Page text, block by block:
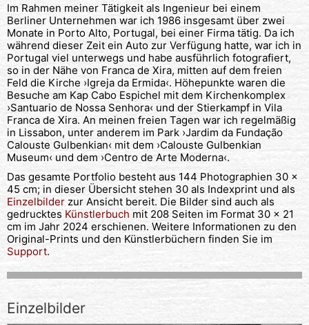
Im Rahmen meiner Tätigkeit als Ingenieur bei einem
Berliner Unternehmen war ich 1986 insgesamt über zwei
Monate in Porto Alto, Portugal, bei einer Firma tätig. Da ich
während dieser Zeit ein Auto zur Verfügung hatte, war ich in
Portugal viel unterwegs und habe ausführlich fotografiert,
so in der Nähe von Franca de Xira, mitten auf dem freien
Feld die Kirche ›Igreja da Ermida‹. Höhepunkte waren die
Besuche am Kap Cabo Espichel mit dem Kirchenkomplex
›Santuario de Nossa Senhora‹ und der Stierkampf in Vila
Franca de Xira. An meinen freien Tagen war ich regelmäßig
in Lissabon, unter anderem im Park ›Jardim da Fundação
Calouste Gulbenkian‹ mit dem ›Calouste Gulbenkian
Museum‹ und dem ›Centro de Arte Moderna‹.
Das gesamte Portfolio besteht aus 144 Photographien 30 x
45 cm; in dieser Übersicht stehen 30 als Indexprint und als
Einzelbilder zur Ansicht bereit. Die Bilder sind auch als
gedrucktes Künstlerbuch mit 208 Seiten im Format 30 x 21
cm im Jahr 2024 erschienen. Weitere Informationen zu den
Original-Prints und den Künstlerbüchern finden Sie im
Support.
Einzelbilder